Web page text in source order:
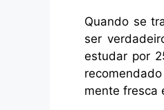
Quando se
ser
estudar por
mente fresca